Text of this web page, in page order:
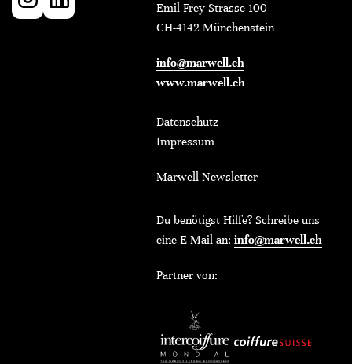
Emil Frey-Strasse 100
CH-4142 Münchenstein
info@marwell.ch
www.marwell.ch
Datenschutz
Impressum
Marwell Newsletter
Du benötigst Hilfe? Schreibe uns
eine E-Mail an: info@marwell.ch
Partner von: